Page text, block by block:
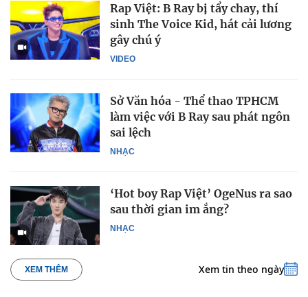
VIDEO
Rap Việt: B Ray bị tẩy chay, thí
sinh The Voice Kid, hát cải lương
gây chú ý
NHẠC
Sở Văn hóa - Thể thao TPHCM
làm việc với B Ray sau phát ngôn
sai lệch
NHẠC
‘Hot boy Rap Việt’ OgeNus ra sao
sau thời gian im ắng?
XEM THÊM Xem tin theo ngày